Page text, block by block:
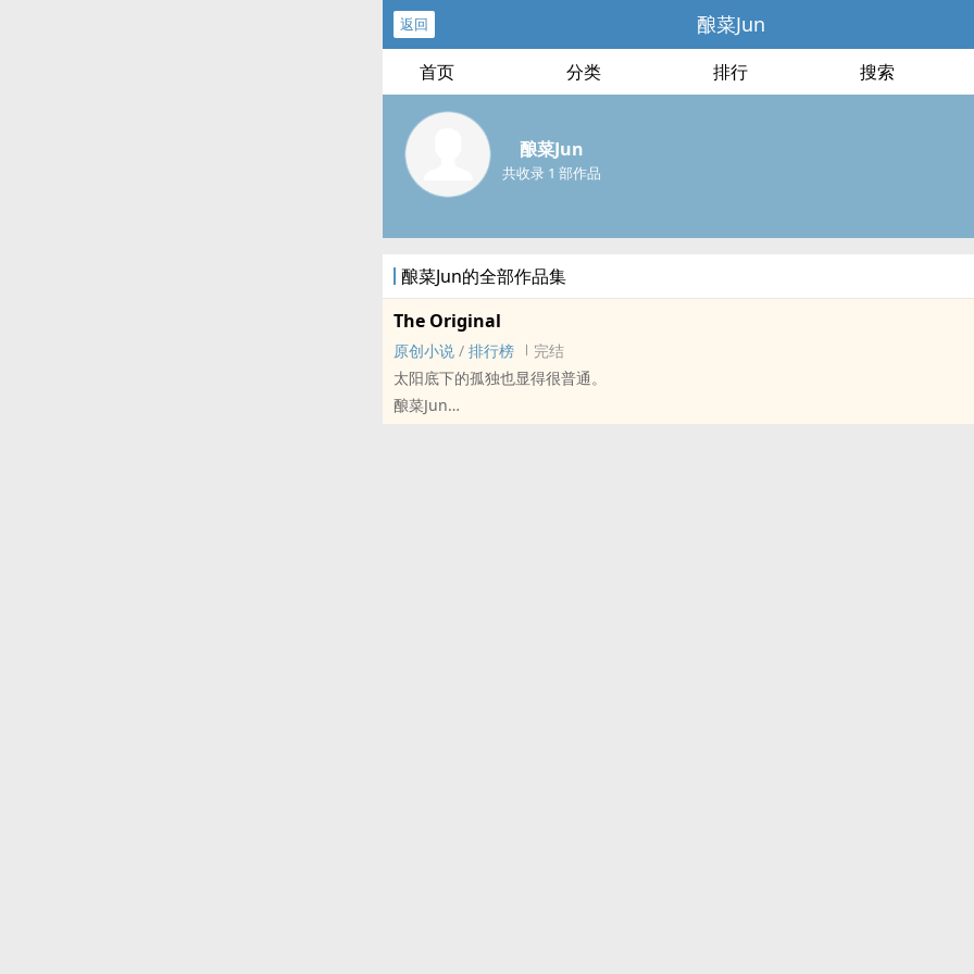
返回 酿菜Jun
首页 分类 排行 搜索
酿菜Jun
共收录 1 部作品
酿菜Jun的全部作品集
The Original
原创小说 / 排行榜
完结
太阳底下的孤独也显得很普通。
酿菜Jun